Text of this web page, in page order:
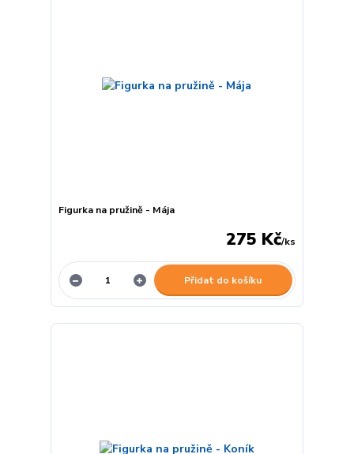
Figurka na pružině - Mája
275 Kč/ks
Přidat do košíku